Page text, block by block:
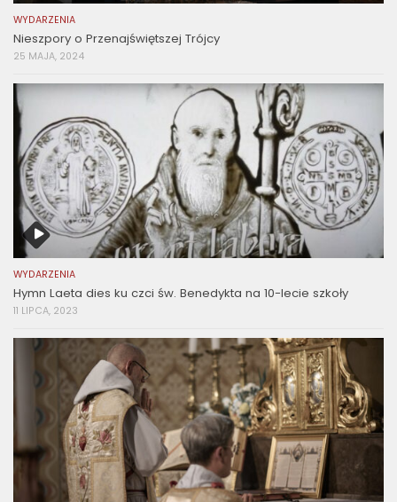
WYDARZENIA
Nieszpory o Przenajświętszej Trójcy
25 MAJA, 2024
WYDARZENIA
Hymn Laeta dies ku czci św. Benedykta na 10-lecie szkoły
11 LIPCA, 2023